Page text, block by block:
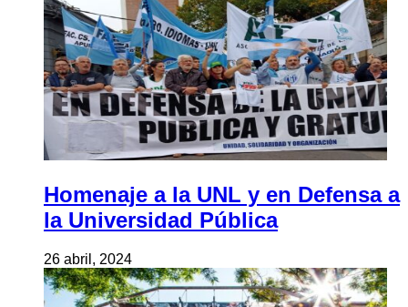
Homenaje a la UNL y en Defensa a
la Universidad Pública
26 abril, 2024